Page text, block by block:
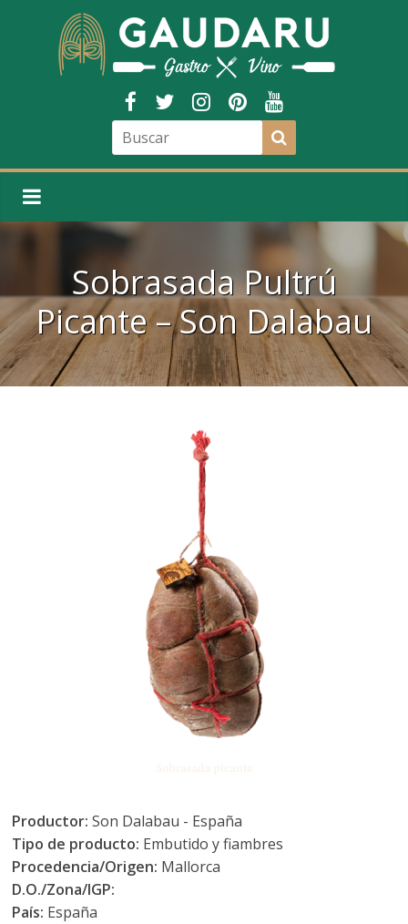
Sobrasada Pultrú
Picante – Son Dalabau
Productor: Son Dalabau - España
Tipo de producto: Embutido y fiambres
Procedencia/Origen: Mallorca
D.O./Zona/IGP:
País: España